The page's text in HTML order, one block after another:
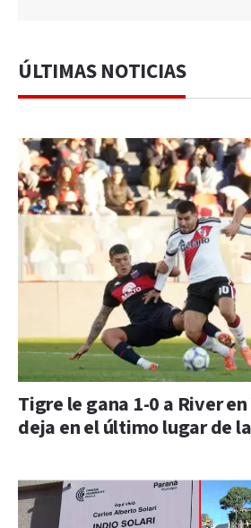
ÚLTIMAS NOTICIAS
Tigre le gana 1-0 a River
deja en el último lugar de